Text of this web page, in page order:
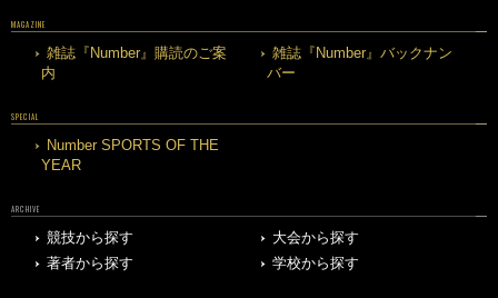
MAGAZINE
雑誌『Number』購読のご案
内
雑誌『Number』バックナン
バー
SPECIAL
Number SPORTS OF THE
YEAR
ARCHIVE
競技から探す
大会から探す
著者から探す
学校から探す